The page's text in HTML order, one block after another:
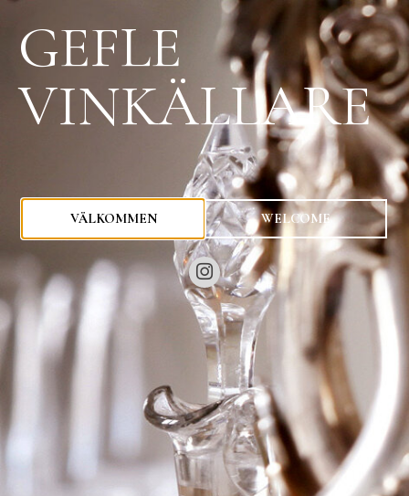
0
GEFLE
VINKÄLLARE
VÄLKOMMEN WELCOME